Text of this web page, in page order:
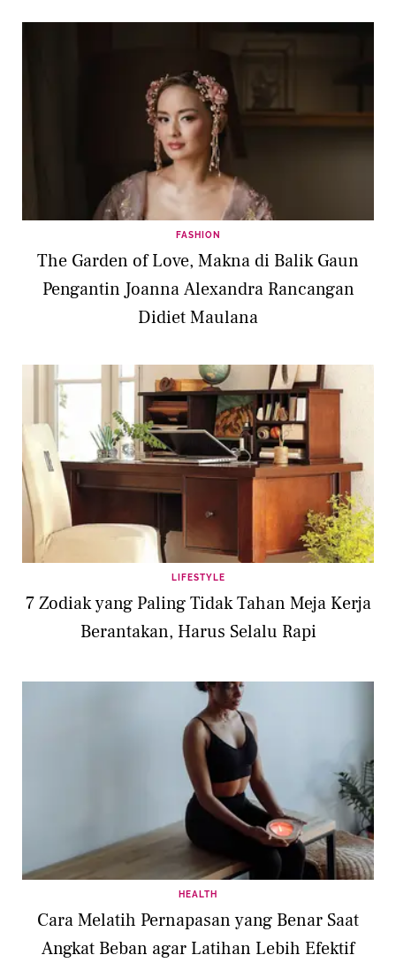
FASHION
The Garden of Love, Makna di Balik Gaun
Pengantin Joanna Alexandra Rancangan
Didiet Maulana
LIFESTYLE
7 Zodiak yang Paling Tidak Tahan Meja Kerja
Berantakan, Harus Selalu Rapi
HEALTH
Cara Melatih Pernapasan yang Benar Saat
Angkat Beban agar Latihan Lebih Efektif